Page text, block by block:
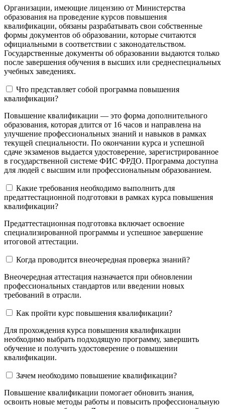
Организации, имеющие лицензию от Министерства
образования на проведение курсов повышения
квалификации, обязаны разрабатывать свои собственные
формы документов об образовании, которые считаются
официальными в соответствии с законодательством.
Государственные документы об образовании выдаются только
после завершения обучения в высших или среднеспециальных
учебных заведениях.
Что представляет собой программа повышения
квалификации?
Повышение квалификации — это форма дополнительного
образования, которая длится от 16 часов и направлена на
улучшение профессиональных знаний и навыков в рамках
текущей специальности. По окончании курса и успешной
сдаче экзаменов выдается удостоверение, зарегистрированное
в государственной системе ФИС ФРДО. Программа доступна
для людей с высшим или профессиональным образованием.
Какие требования необходимо выполнить для
предаттестационной подготовки в рамках курса повышения
квалификации?
Предаттестационная подготовка включает освоение
специализированной программы и успешное завершение
итоговой аттестации.
Когда проводится внеочередная проверка знаний?
Внеочередная аттестация назначается при обновлении
профессиональных стандартов или введении новых
требований в отрасли.
Как пройти курс повышения квалификации?
Для прохождения курса повышения квалификации
необходимо выбрать подходящую программу, завершить
обучение и получить удостоверение о повышении
квалификации.
Зачем необходимо повышение квалификации?
Повышение квалификации помогает обновить знания,
освоить новые методы работы и повысить профессиональную